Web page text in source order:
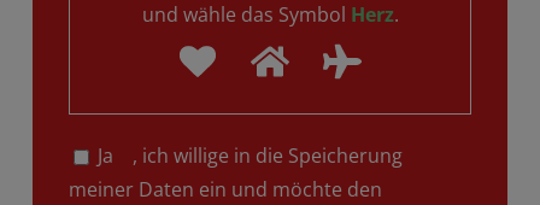
und wähle das Symbol Herz.
Ja
, ich willige in die Speicherung
meiner Daten ein und möchte den